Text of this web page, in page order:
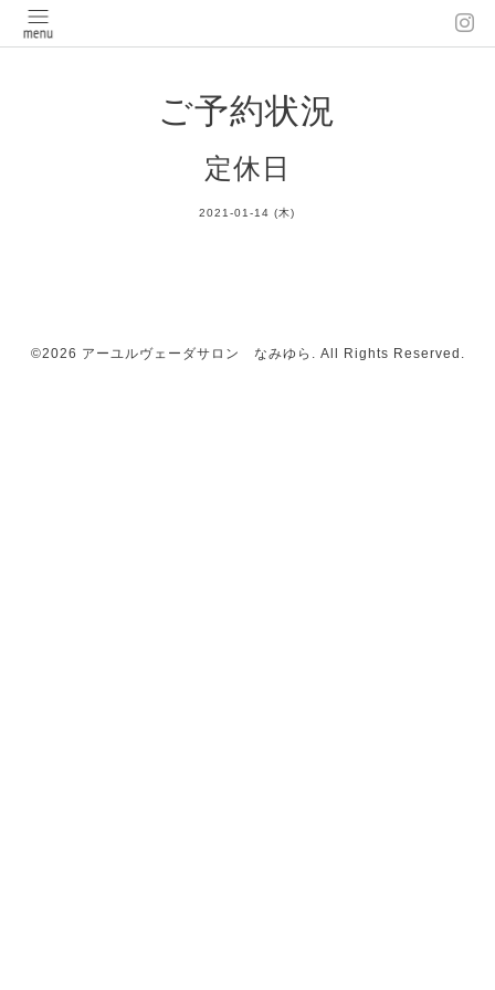
ご予約状況
定休日
2021-01-14 (木)
©2026 アーユルヴェーダサロン なみゆら . All Rights Reserved.